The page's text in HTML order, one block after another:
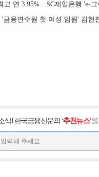
3.95%…SC제일은행 'e-그린세이브예금' [이주의
수원 첫 여성 임원' 김헌진 신임 부원장···교육·
식! 한국금융신문의 ‘추천뉴스’를